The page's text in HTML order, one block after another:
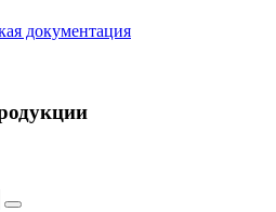
документация